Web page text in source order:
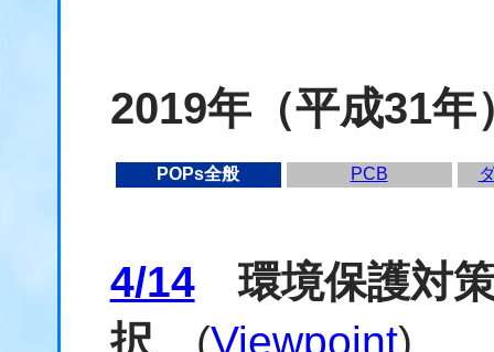
2019年（平成31年
POPs全般 PCB
4/14環境保護対策
択(Viewpoint)